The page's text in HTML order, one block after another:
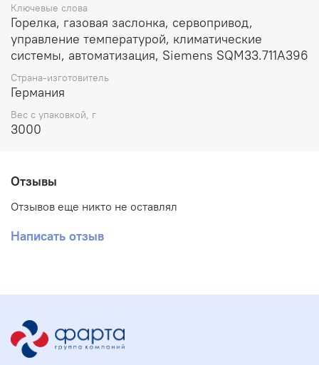
Ключевые слова
Горелка, газовая заслонка, сервопривод,
управление температурой, климатические
системы, автоматизация, Siemens SQM33.711A396
Страна-изготовитель
Германия
Вес с упаковкой, г
3000
Отзывы
Отзывов еще никто не оставлял
Написать отзыв